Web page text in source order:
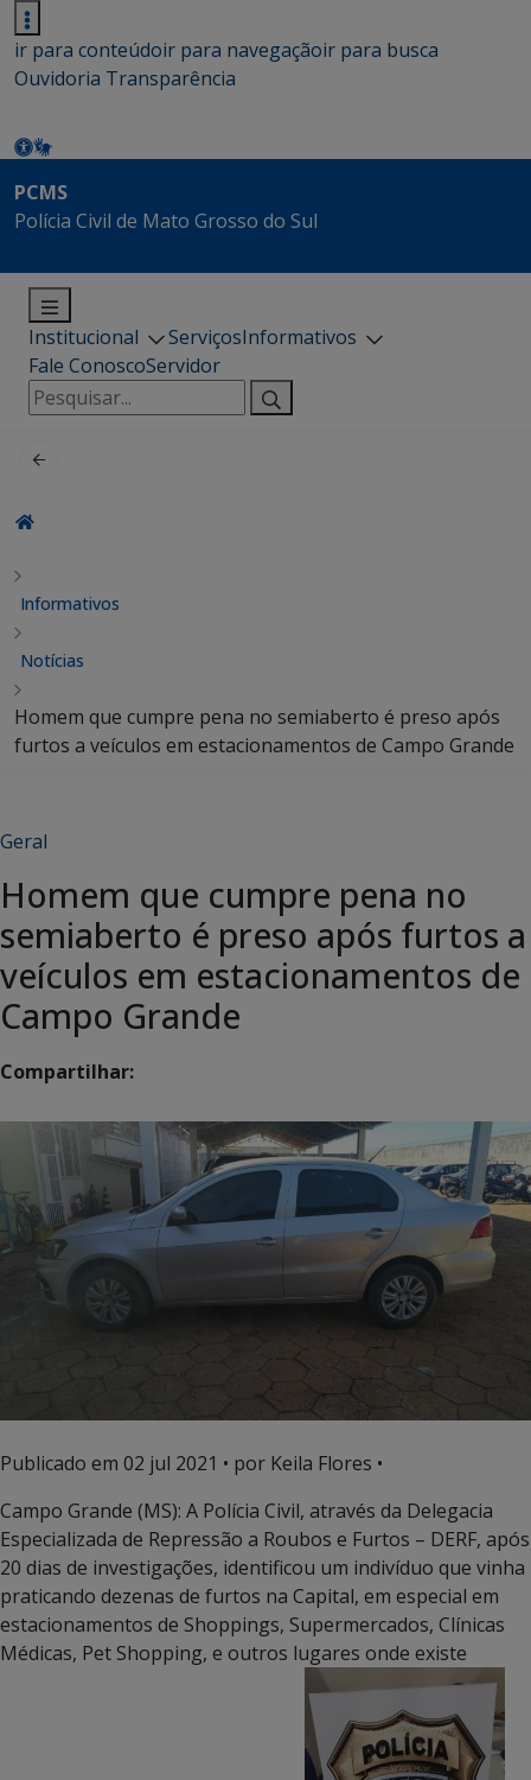
ir para conteúdoir para navegaçãoir para busca
Ouvidoria Transparência
PCMS
Polícia Civil de Mato Grosso do Sul
Institucional ServiçosInformativos
Fale ConoscoServidor
Pesquisar
por:
Informativos
Notícias
Homem que cumpre pena no semiaberto é preso após
furtos a veículos em estacionamentos de Campo Grande
Geral
Homem que cumpre pena no
semiaberto é preso após furtos a
veículos em estacionamentos de
Campo Grande
Compartilhar:
Publicado em 02 jul 2021 • por Keila Flores •
Campo Grande (MS): A Polícia Civil, através da Delegacia
Especializada de Repressão a Roubos e Furtos – DERF, após
20 dias de investigações, identificou um indivíduo que vinha
praticando dezenas de furtos na Capital, em especial em
estacionamentos de Shoppings, Supermercados, Clínicas
Médicas, Pet Shopping, e outros lugares onde existe